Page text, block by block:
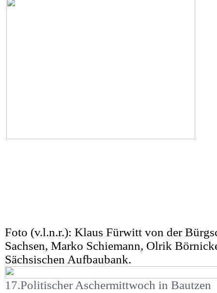
Foto (v.l.n.r.): Klaus Fürwitt von der
Sachsen, Marko Schiemann, Olrik
Sächsischen Aufbaubank.
17.Politischer Aschermittwoch in Bautzen